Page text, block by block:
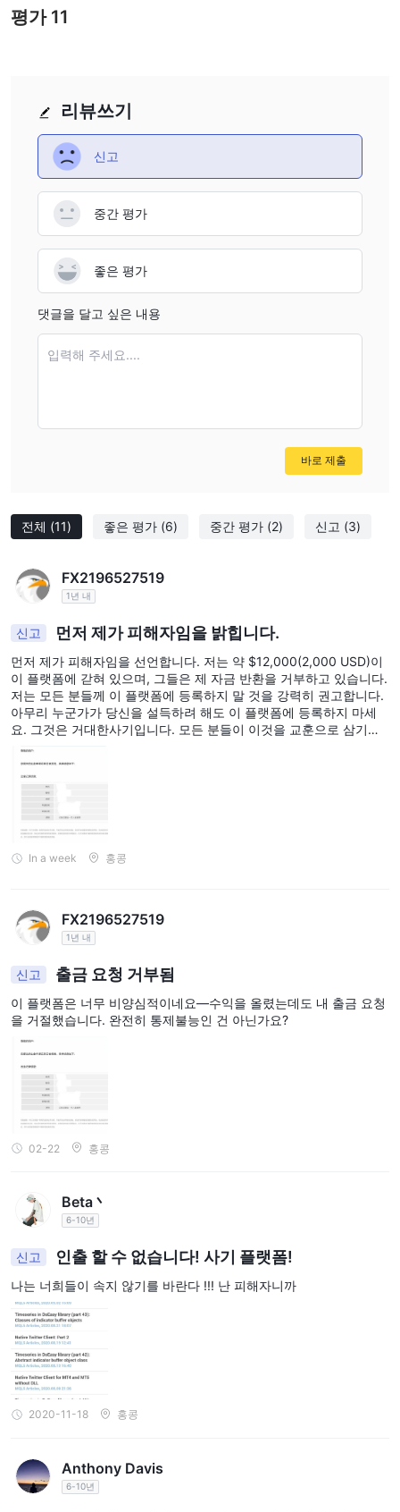
진출할 수 있는 기회를 제공합니다.
해 설계된 네 가지 다른 거래 계정 유형을 제공합니다.
게 1:500의 레버리지를 제공합니다. MT5 거래 플랫폼에서 작동하
며 평균 스프레드는 1.6 픽스입니다. 표준 계정은 어떠한 수수료도
부과하지 않습니다.
: 최소 초기 예치금 $200으로 VIP 계정은 향상된 거래 조건
을 제공합니다. 거래자는 1:200의 레버리지와 1.2 픽스의 평균 스프
정입니다. 최소 초기 예치금은 $200이며 1:200의 레버리지를 제공
$3.5입니다.
1.2 픽스의 평균 스프레드를 제공하며 어떠한 수수료도 부과하지 않
최대 1:500의 레버리지를 이용할 수 있어 거래 포지션을 확대할 수
있습니다. 레버리지 수준은 거래 제품에 따라 다를 수 있으며 거래자
스프레드와 수수료
ATG World은 경쟁력 있는 스프레드로 깊은 유동성을 제공하는 데
지션에 진입하고 이탈할 수 있도록 보장합니다. 또한, 이 브로커는
숨겨진 요금 없이 투명한 가격을 기대할 수 있는 제로 달러 플랫폼
수수료를 강조합니다.
기타 거래 비용
이 브로커에 대해 예치금, 인출, 또는 장기 이자(스왑 또는 롤오버 수
수료로도 알려짐)에 대한 명시적인 수수료 언급이 없습니다. 그러나
거래자는 예치금, 인출, 장기 이자 및 기타 적용 가능한 수수료와 관
ATG World의 MetaTrader 5 (MT5)는 다양한 기기에서 사용 가능한
다재다능한 거래 플랫폼으로 폭넓은 도구 세트로 유명합니다. 외환,
MacOS, Android 및 Apple을 포함한 다양한 기기에서 이용할 수 있
습니다. 이 플랫폼은 Expert Advisors (EAs)를 통한 자동 거래 기능
부터 고급 차트 사용자 정의 기능까지 다양한 기능을 자랑합니다. 전
세계 사용자들을 위해 31개 언어로 번역된 인터페이스를 제공하여
원활한 거래 경험을 제공합니다.
입출금
ATG World는 고객들이 거래 계좌에서 자금을 예금하고 이익을 인출
하는 데 편리한 여러 옵션을 제공합니다. 예금 방법은 은행 송금부터
금에 사용한 동일한 전자 지갑을 통해 완료할 수 있습니다. 처리 시
간은 방법에 따라 24시간부터 5일까지 다양합니다. 아래는 주요 예
.
고객 지원
ATG World는 중요한 금융 거래 회사로서 두바이 Jumeirah Lakes
Towers의 중심부에 전략적으로 위치하고 있습니다. 전화와 이메일
을 통해 쿼리와 관심사에 신속하게 응답할 수 있도록 접근성이 좋습
니다. 월요일부터 금요일까지 오전 9시부터 오후 6시까지 운영되며,
전문적인 팀은 고객에게 최고 수준의 지원과 도움을 제공하기 위해
전화 번호: +971 451 49 186, +971 52 7944 747
이메일: support@atgmarkets.com
전체 (11) 좋은 평가 (6) 중간 평가 (2) 신고 (3)
FX2196527519
1년 내
신고 먼저 제가 피해자임을 밝힙니다.
먼저 제가 피해자임을 선언합니다. 저는 약 $12,000(2,000 USD)이
이 플랫폼에 갇혀 있으며, 그들은 제 자금 반환을 거부하고 있습니다.
저는 모든 분들께 이 플랫폼에 등록하지 말 것을 강력히 권고합니다.
아무리 누군가가 당신을 설득하려 해도 이 플랫폼에 등록하지 마세
요. 그것은 거대한사기입니다. 모든 분들이 이것을 교훈으로 삼기를
바랍니다. 그것은 폰지 사기입니다. 저는 이미 경찰에 신고했습니다.
제가 올린 사진을 보실 수 있습니다. 기억하세요, 절대 이 플랫폼에
등록하지 마세요. 절대 이 플랫폼을 사용하지 마세요. 그들은 자금 반
환을 거부합니다... 플랫폼이 이것을 보고 조치를 취하기를 바랍니다.
그들이 계속 무시한다면, 저는 다양한 플랫폼에 계속 게시할 것입니
다. 마지막으로, 다시 한번 모든 분들께 간청합니다: 절대 이 플랫폼
마세요. 기억하세요, 기억하세요, 기억하세요!
In a week 홍콩
FX2196527519
1년 내
신고 출금 요청 거부됨
이 플랫폼은 너무 비양심적이네요—수익을 올렸는데도 내 출금 요청
을 거절했습니다. 완전히 통제불능인 건 아닌가요?
02-22 홍콩
Beta丶
6-10년
신고 인출 할 수 없습니다! 사기 플랫폼!
나는 너희들이 속지 않기를 바란다 !!! 난 피해자니까
2020-11-18 홍콩
Anthony Davis
6-10년
리뷰쓰기
신고
중간 평가
좋은 평가
댓글을 달고 싶은 내용
입력해 주세요....
바로 제출
평가11